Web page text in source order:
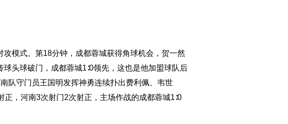
模式。第18分钟，成都蓉城获得角球机会，贺一然
头球破门，成都蓉城1∶0领先，这也是他加盟球队后
队守门员王国明发挥神勇连续扑出费利佩、韦世
，河南3次射门2次射正，主场作战的成都蓉城1∶0